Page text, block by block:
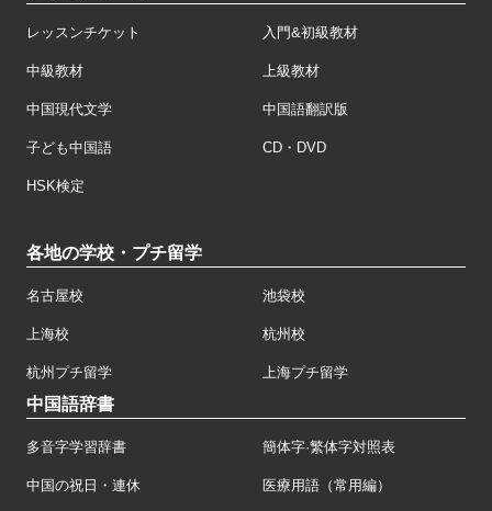
レッスンチケット 入門&初級教材
中級教材 上級教材
中国現代文学 中国語翻訳版
子ども中国語 CD・DVD
HSK検定
各地の学校・プチ留学
名古屋校 池袋校
上海校 杭州校
杭州プチ留学 上海プチ留学
中国語辞書
多音字学習辞書 簡体字·繁体字対照表
中国の祝日・連休 医療用語（常用編）